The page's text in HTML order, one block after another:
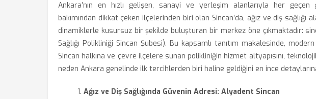
Ankara’nın en hızlı gelişen, sanayi ve yerleşim alanlarıyla her
bakımından dikkat çeken ilçelerinden biri olan Sincan’da, ağız ve diş sağlığı
dinamiklerle kusursuz bir şekilde buluşturan bir merkez öne çıkmaktadır:
Sağlığı Polikliniği Sincan Şubesi). Bu kapsamlı tanıtım makalesinde,
Sincan halkına ve çevre ilçelere sunan polikliniğin hizmet altyapısını,
neden Ankara genelinde ilk tercihlerden biri haline geldiğini en ince
Ağız ve Diş Sağlığında Güvenin Adresi: Alyadent Sincan